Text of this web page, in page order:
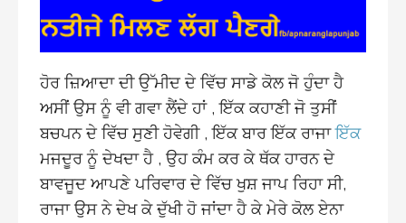
ਹੋਰ ਜ਼ਿਆਦਾ ਦੀ ਉੱਮੀਦ ਦੇ ਵਿੱਚ ਸਾਡੇ ਕੋਲ ਜੋ ਹੁੰਦਾ ਹੈ
ਅਸੀਂ ਉਸ ਨੂੰ ਵੀ ਗਵਾ ਲੈਂਦੇ ਹਾਂ , ਇੱਕ ਕਹਾਣੀ ਜੋ ਤੁਸੀਂ
ਬਚਪਨ ਦੇ ਵਿੱਚ ਸੁਣੀ ਹੋਵੇਗੀ , ਇੱਕ ਬਾਰ ਇੱਕ ਰਾਜਾਇੱਕ
ਮਜਦੂਰ ਨੂੰ ਦੇਖਦਾ ਹੈ , ਉਹ ਕੰਮ ਕਰ ਕੇ ਥੱਕ ਹਾਰਨ ਦੇ
ਬਾਵਜੂਦ ਆਪਣੇ ਪਰਿਵਾਰ ਦੇ ਵਿੱਚ ਖੁਸ਼ ਜਾਪ ਰਿਹਾ ਸੀ,
ਰਾਜਾ ਉਸ ਨੇ ਦੇਖ ਕੇ ਦੁੱਖੀ ਹੋ ਜਾਂਦਾ ਹੈ ਕੇ ਮੇਰੇ ਕੋਲ ਏਨਾ